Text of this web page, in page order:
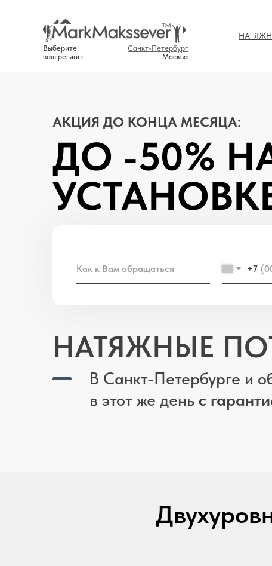
Выберите
ваш регион:
Санкт-Петербург
Москва
НАТЯЖНЫЕ
В Санкт-Петербурге и
в этот же день с
АКЦИЯ ДО КОНЦА МЕСЯЦА:
+7
ДО -50%